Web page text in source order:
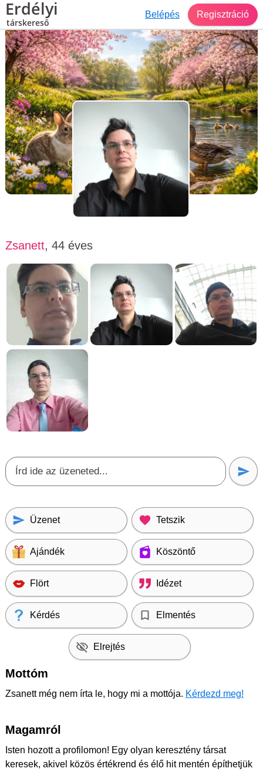
Erdélyi
társkereső
Belépés Regisztráció
Társkereső Budapest
Zsanett, 44 éves, nő
Zsanett, 44 éves
Üzenet Tetszik
Ajándék Köszöntő
Flört Idézet
Kérdés Elmentés
Elrejtés
Mottóm
Zsanett még nem írta le, hogy mi a mottója. Kérdezd meg!
Magamról
Isten hozott a profilomon! Egy olyan keresztény társat
keresek, akivel közös értékrend és élő hit mentén építhetjük